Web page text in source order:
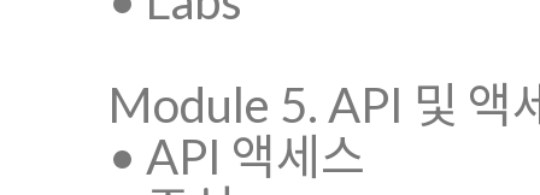
Module 5. API 및 액
• API 액세스